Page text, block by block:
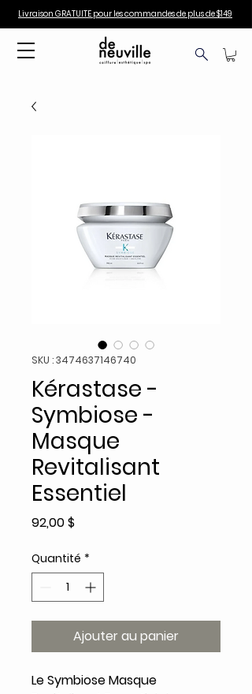
Livraison GRATUITE pour les commandes de plus de $149
SKU : 3474637146740
Kérastase -
Symbiose -
Masque
Revitalisant
Essentiel
92,00 $
Quantité *
Ajouter au panier
Le Symbiose Masque